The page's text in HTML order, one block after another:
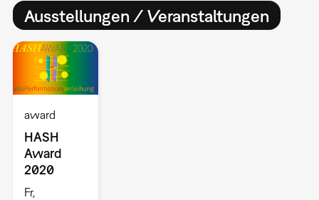
Ausstellungen / Veranstaltungen
award
HASH
Award
2020
Fr,